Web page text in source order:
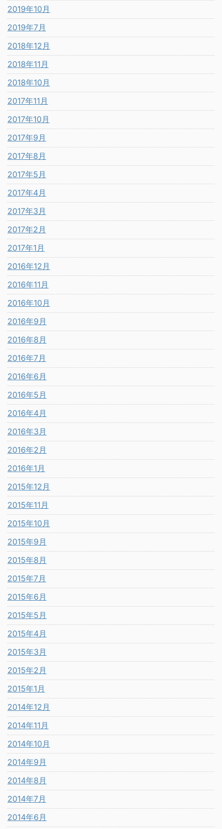
2019年10月
2019年7月
2018年12月
2018年11月
2018年10月
2017年11月
2017年10月
2017年9月
2017年8月
2017年5月
2017年4月
2017年3月
2017年2月
2017年1月
2016年12月
2016年11月
2016年10月
2016年9月
2016年8月
2016年7月
2016年6月
2016年5月
2016年4月
2016年3月
2016年2月
2016年1月
2015年12月
2015年11月
2015年10月
2015年9月
2015年8月
2015年7月
2015年6月
2015年5月
2015年4月
2015年3月
2015年2月
2015年1月
2014年12月
2014年11月
2014年10月
2014年9月
2014年8月
2014年7月
2014年6月